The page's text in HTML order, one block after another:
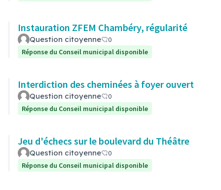
Instauration ZFEM Chambéry, régularité
Question citoyenne
0
Réponse du Conseil municipal disponible
Interdiction des cheminées à foyer ouvert
Question citoyenne
0
Réponse du Conseil municipal disponible
Jeu d'échecs sur le boulevard du Théâtre
Question citoyenne
0
Réponse du Conseil municipal disponible